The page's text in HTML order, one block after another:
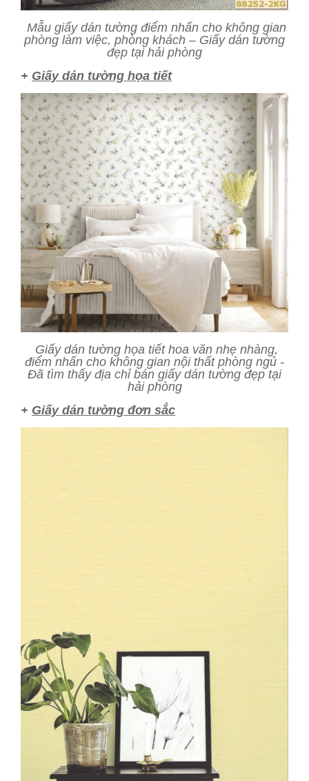
Mẫu giấy dán tường điểm nhấn cho không gian
phòng làm việc, phòng khách – Giấy dán tường
đẹp tại hải phòng
+ Giấy dán tường họa tiết
Giấy dán tường họa tiết hoa văn nhẹ nhàng,
điểm nhấn cho không gian nội thất phòng ngủ -
Đã tìm thấy địa chỉ bán giấy dán tường đẹp tại
hải phòng
+ Giấy dán tường đơn sắc